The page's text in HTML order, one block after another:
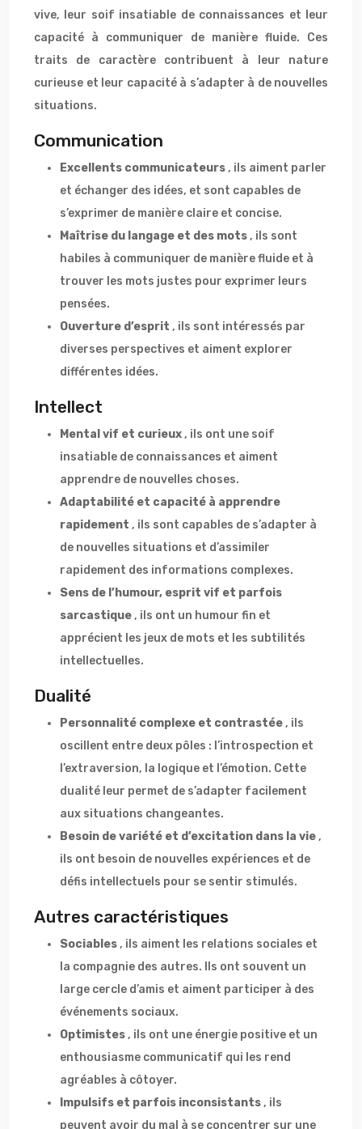
vive, leur soif insatiable de connaissances et leur
capacité à communiquer de manière fluide. Ces
traits de caractère contribuent à leur nature
curieuse et leur capacité à s’adapter à de nouvelles
situations.
Communication
Excellents communicateurs, ils aiment parler
et échanger des idées, et sont capables de
s’exprimer de manière claire et concise.
Maîtrise du langage et des mots, ils sont
habiles à communiquer de manière fluide et à
trouver les mots justes pour exprimer leurs
pensées.
Ouverture d’esprit , ils sont intéressés par
diverses perspectives et aiment explorer
différentes idées.
Intellect
Mental vif et curieux, ils ont une soif
insatiable de connaissances et aiment
apprendre de nouvelles choses.
Adaptabilité et capacité à apprendre
rapidement , ils sont capables de s’adapter à
de nouvelles situations et d’assimiler
rapidement des informations complexes.
Sens de l’humour, esprit vif et parfois
sarcastique, ils ont un humour fin et
apprécient les jeux de mots et les subtilités
intellectuelles.
Dualité
Personnalité complexe et contrastée, ils
oscillent entre deux pôles : l’introspection et
l’extraversion, la logique et l’émotion. Cette
dualité leur permet de s’adapter facilement
aux situations changeantes.
Besoin de variété et d’excitation dans la vie,
ils ont besoin de nouvelles expériences et de
défis intellectuels pour se sentir stimulés.
Autres caractéristiques
Sociables, ils aiment les relations sociales et
la compagnie des autres. Ils ont souvent un
large cercle d’amis et aiment participer à des
événements sociaux.
Optimistes, ils ont une énergie positive et un
enthousiasme communicatif qui les rend
agréables à côtoyer.
Impulsifs et parfois inconsistants, ils
peuvent avoir du mal à se concentrer sur une